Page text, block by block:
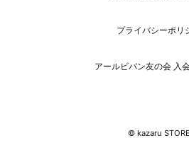
プライバシーポリ
アールビバン友の会 入
© kazaru STORE